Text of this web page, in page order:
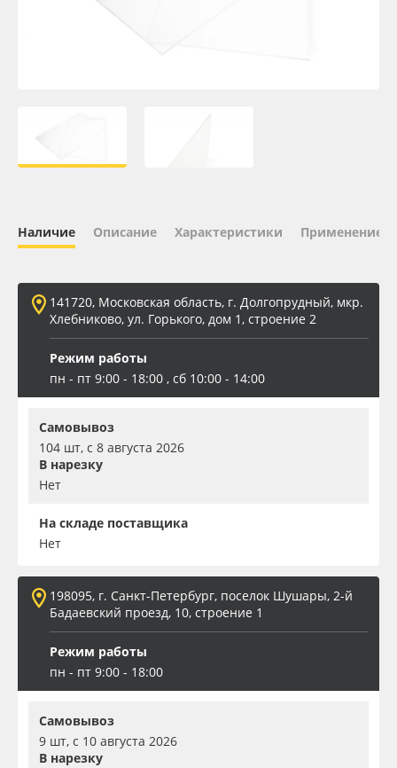
ПЭТ листовой
Баннер
Заготовки для сувениров
Наличие Описание Характеристики Применение
141720, Московская область, г. Долгопрудный, мкр.
Хлебниково, ул. Горького, дом 1, строение 2
Режим работы
пн - пт 9:00 - 18:00 , сб 10:00 - 14:00
Самовывоз
104 шт, с 8 августа 2026
В нарезку
Нет
На складе поставщика
Нет
198095, г. Санкт-Петербург, поселок Шушары, 2-й
Бадаевский проезд, 10, строение 1
Режим работы
пн - пт 9:00 - 18:00
Самовывоз
9 шт, с 10 августа 2026
В нарезку